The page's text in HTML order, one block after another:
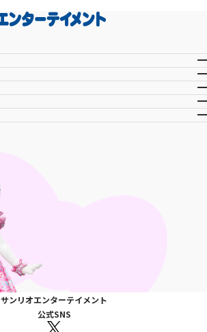
サンリオエンターテイメント
公式SNS